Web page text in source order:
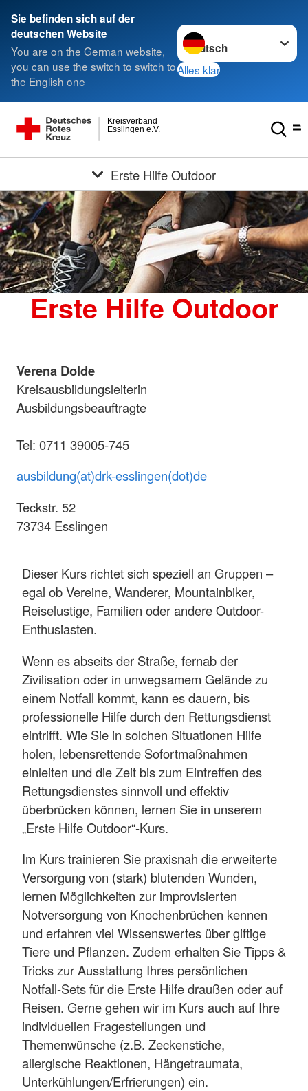
Sie befinden sich auf der
deutschen Website
You are on the German website,
you can use the switch to switch to
the English one
Sprache wechseln zu
Alles klar
Esslingen e.V.
Kreisverband
Erste Hilfe Outdoor
Erste Hilfe Outdoor
Verena Dolde
Kreisausbildungsleiterin
Ausbildungsbeauftragte
Tel: 0711 39005-745
ausbildung(at)drk-esslingen(dot)de
Teckstr. 52
73734 Esslingen
Dieser Kurs richtet sich speziell an Gruppen –
egal ob Vereine, Wanderer, Mountainbiker,
Reiselustige, Familien oder andere Outdoor-
Enthusiasten.
Wenn es abseits der Straße, fernab der
Zivili­sation oder in unwegsamem Gelände zu
einem Notfall kommt, kann es dauern, bis
professionelle Hilfe durch den Rettungsdienst
eintrifft. Wie Sie in solchen Situationen Hilfe
holen, lebensrettende Sofortmaßnahmen
einleiten und die Zeit bis zum Eintreffen des
Rettungsdienstes sinnvoll und effektiv
überbrücken können, lernen Sie in unserem
„Erste Hilfe Outdoor“-Kurs.
Im Kurs trainieren Sie praxisnah die erweiterte
Versorgung von (stark) blutenden Wunden,
lernen Möglichkeiten zur improvisierten
Notversorgung von Knochenbrüchen kennen
und erfahren viel Wissenswertes über giftige
Tiere und Pflanzen. Zudem erhalten Sie Tipps &
Tricks zur Ausstattung Ihres persönlichen
Notfall-Sets für die Erste Hilfe draußen oder auf
Reisen. Gerne gehen wir im Kurs auch auf Ihre
individuellen Fragestellungen und
Themenwünsche (z.B. Zeckenstiche,
allergische Reaktionen, Hängetraumata,
Unterkühlungen/Erfrierungen) ein.